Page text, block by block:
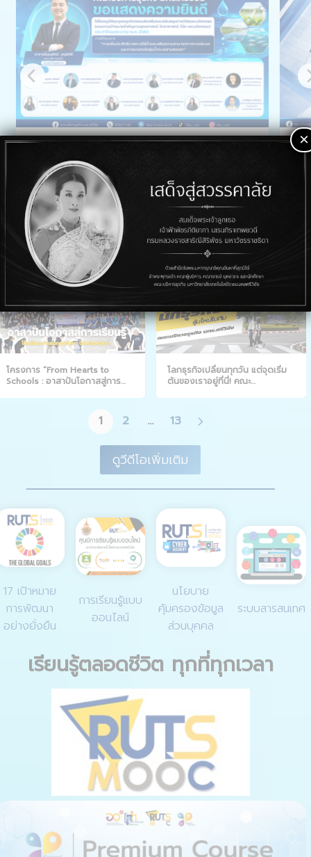
คณะบริหารธุรกิจ มทร.ศรีวิชัย ขอแสดงความยินดี ค
เพิ่มเติม
โครงการ “From Hearts to
Schools : อาสาปันโอกาสสู่การ
โลกธุรกิจเปลี่ยนทุกวัน แต่จุดเริ่ม
ต้นของเราอยู่ที่นี่! คณะ
1 2 … 13
ดูวีดีโอเพิ่มเติม
17 เป้าหมาย
การพัฒนา
อย่างยั่งยืน
การเรียนรู้แบบ
ออนไลน์
นโยบาย
คุ้มครองข้อมูล
ส่วนบุคคล
ระบบสารสนเทศ
เรียนรู้ตลอดชีวิต ทุกที่ทุกเวลา
×